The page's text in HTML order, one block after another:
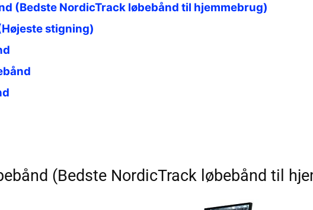
(Bedste NordicTrack løbebånd til hjemmebrug)
stigning)
(Bedste NordicTrack løbebånd til